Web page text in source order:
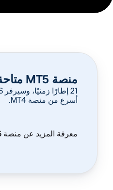
منصة MT5 متاحة الآن
أسرع من منصة MT4.